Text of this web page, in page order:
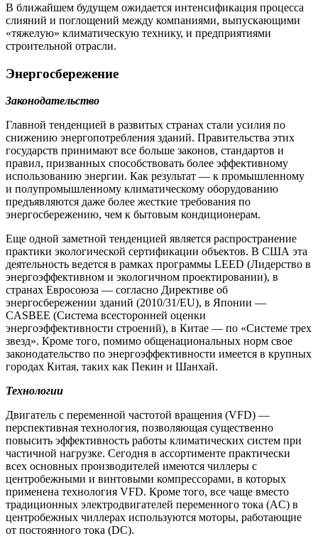
В ближайшем будущем ожидается интенсификация процесса
слияний и поглощений между компаниями, выпускающими
«тяжелую» климатическую технику, и предприятиями
строительной отрасли.
Энергосбережение
Законодательство
Главной тенденцией в развитых странах стали усилия по
снижению энергопотребления зданий. Правительства этих
государств принимают все больше законов, стандартов и
правил, призванных способствовать более эффективному
использованию энергии. Как результат — к промышленному
и полупромышленному климатическому оборудованию
предъявляются даже более жесткие требования по
энергосбережению, чем к бытовым кондиционерам.
Еще одной заметной тенденцией является распространение
практики экологической сертификации объектов. В США эта
деятельность ведется в рамках программы LEED (Лидерство в
энергоэффективном и экологичном проектировании), в
странах Евросоюза — согласно Директиве об
энергосбережении зданий (2010/31/EU), в Японии —
CASBEE (Система всесторонней оценки
энергоэффективности строений), в Китае — по «Системе трех
звезд». Кроме того, помимо общенациональных норм свое
законодательство по энергоэффективности имеется в крупных
городах Китая, таких как Пекин и Шанхай.
Технологии
Двигатель с переменной частотой вращения (VFD) —
перспективная технология, позволяющая существенно
повысить эффективность работы климатических систем при
частичной нагрузке. Сегодня в ассортименте практически
всех основных производителей имеются чиллеры с
центробежными и винтовыми компрессорами, в которых
применена технология VFD. Кроме того, все чаще вместо
традиционных электродвигателей переменного тока (AC) в
центробежных чиллерах используются моторы, работающие
от постоянного тока (DC).